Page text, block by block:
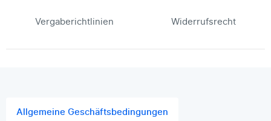
Vergaberichtlinien Widerrufsrecht
Allgemeine Geschäftsbedingungen